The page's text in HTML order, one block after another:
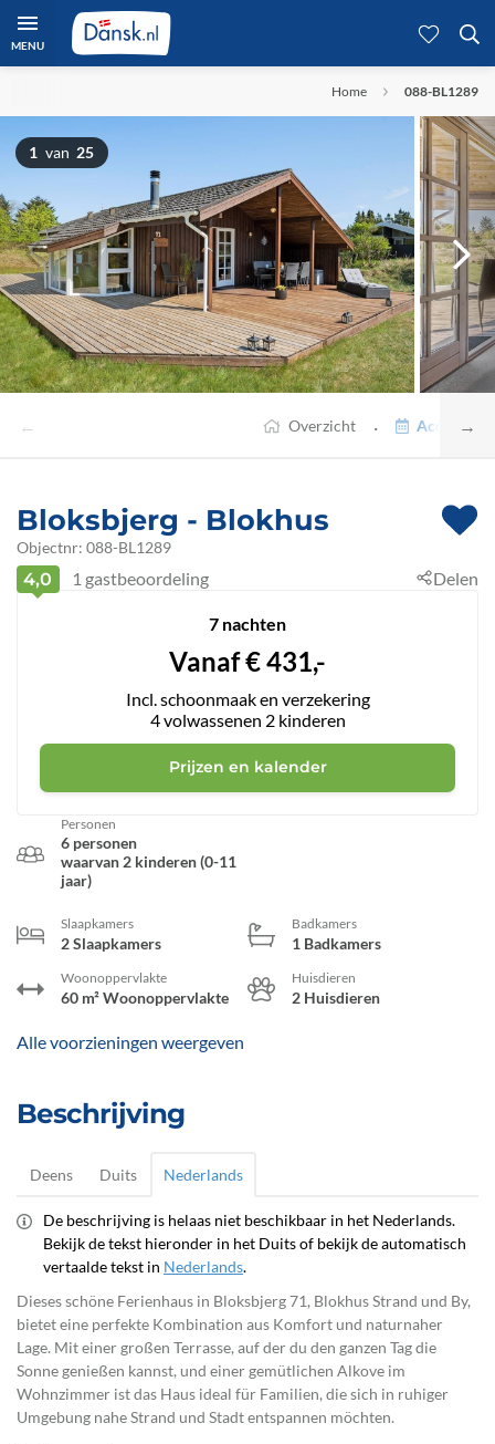
MENU
Home 088-BL1289
1 van 25
← →
Overzicht ·
Bloksbjerg - Blokhus
Objectnr: 088-BL1289
Personen
6 personen
waarvan 2 kinderen (0-11
jaar)
Slaapkamers
2 Slaapkamers
Badkamers
1 Badkamers
Woonoppervlakte
60 m² Woonoppervlakte
Huisdieren
2 Huisdieren
Alle voorzieningen weergeven
Beschrijving
Deens Duits Nederlands
De beschrijving is helaas niet beschikbaar in het Nederlands.
Bekijk de tekst hieronder in het Duits of bekijk de automatisch
vertaalde tekst in Nederlands.
Dieses schöne Ferienhaus in Bloksbjerg 71, Blokhus Strand und By,
bietet eine perfekte Kombination aus Komfort und naturnaher
Lage. Mit einer großen Terrasse, auf der du den ganzen Tag die
Sonne genießen kannst, und einer gemütlichen Alkove im
Wohnzimmer ist das Haus ideal für Familien, die sich in ruhiger
Umgebung nahe Strand und Stadt entspannen möchten.
4,0 1 gastbeoordeling Delen
7 nachten
Vanaf€431,-
Incl. schoonmaak en verzekering
4volwassenen 2 kinderen
Prijzen en kalender